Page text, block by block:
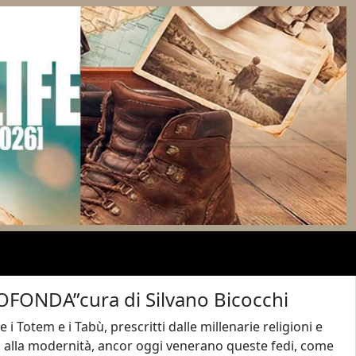
di Silvano Bicocchi
Totem e i Tabù, prescritti dalle millenarie religioni e
alla modernità, ancor oggi venerano queste fedi, come